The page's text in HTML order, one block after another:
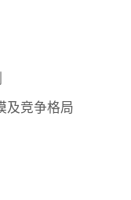
及竞争格局